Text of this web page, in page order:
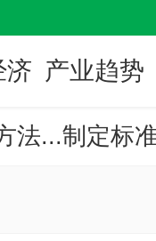
济 产业趋势